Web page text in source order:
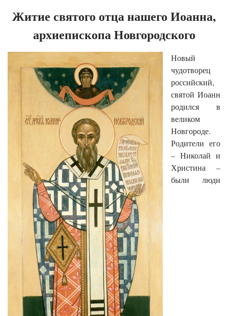
Житие святого отца нашего Иоанна,
архиепископа Новгородского
Новый
чудотворец
российский,
святой Иоанн
родился в
великом
Новгороде.
Родители его
– Николай и
Христина –
были люди